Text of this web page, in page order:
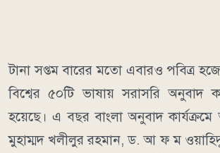
টানা সপ্তম বারের মতো এবারও পবিত্র
বিশ্বের ৫০টি ভাষায় সরাসরি অনুবাদ
হয়েছে। এ বছর বাংলা অনুবাদ
মুহাম্মদ খলীলুর রহমান, ড. আ ফ ম